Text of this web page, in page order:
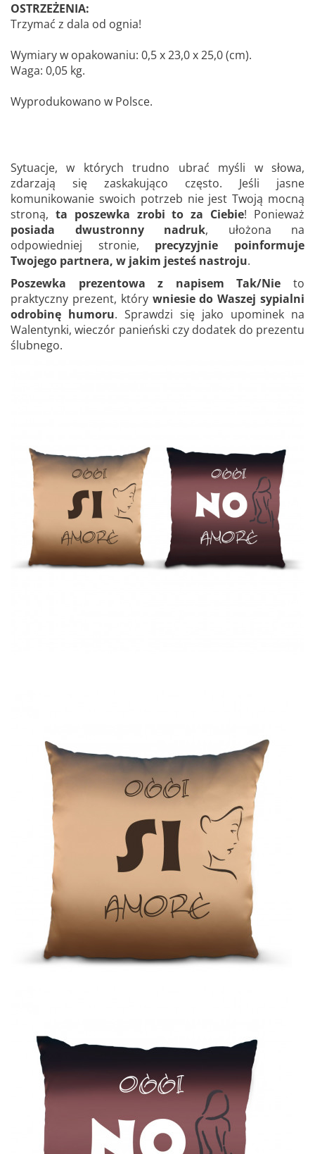
OSTRZEŻENIA:
Trzymać z dala od ognia!
Wymiary w opakowaniu: 0,5 x 23,0 x 25,0 (cm).
Waga: 0,05 kg.
Wyprodukowano w Polsce.
Sytuacje, w których trudno ubrać myśli w słowa,
zdarzają się zaskakująco często. Jeśli jasne
komunikowanie swoich potrzeb nie jest Twoją mocną
stroną, ta poszewka zrobi to za Ciebie! Ponieważ
posiada dwustronny nadruk, ułożona na
odpowiedniej stronie, precyzyjnie poinformuje
Twojego partnera, w jakim jesteś nastroju.
Poszewka prezentowa z napisem Tak/Nie to
praktyczny prezent, który wniesie do Waszej sypialni
odrobinę humoru. Sprawdzi się jako upominek na
Walentynki, wieczór panieński czy dodatek do prezentu
ślubnego.